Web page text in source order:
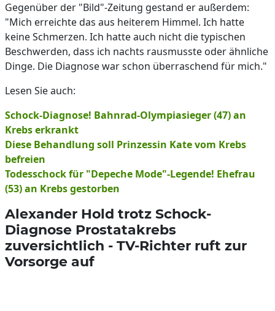
Gegenüber der "Bild"-Zeitung gestand er außerdem:
"Mich erreichte das aus heiterem Himmel. Ich hatte
keine Schmerzen. Ich hatte auch nicht die typischen
Beschwerden, dass ich nachts rausmusste oder ähnliche
Dinge. Die Diagnose war schon überraschend für mich."
Lesen Sie auch:
Schock-Diagnose! Bahnrad-Olympiasieger (47) an
Krebs erkrankt
Diese Behandlung soll Prinzessin Kate vom Krebs
befreien
Todesschock für "Depeche Mode"-Legende! Ehefrau
(53) an Krebs gestorben
Alexander Hold trotz Schock-
Diagnose Prostatakrebs
zuversichtlich - TV-Richter ruft zur
Vorsorge auf